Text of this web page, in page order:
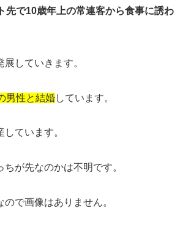
先で10歳年上の常連客から食事に誘わ
していきます。
男性と結婚しています。
ています。
ちが先なのかは不明です。
で画像はありません。